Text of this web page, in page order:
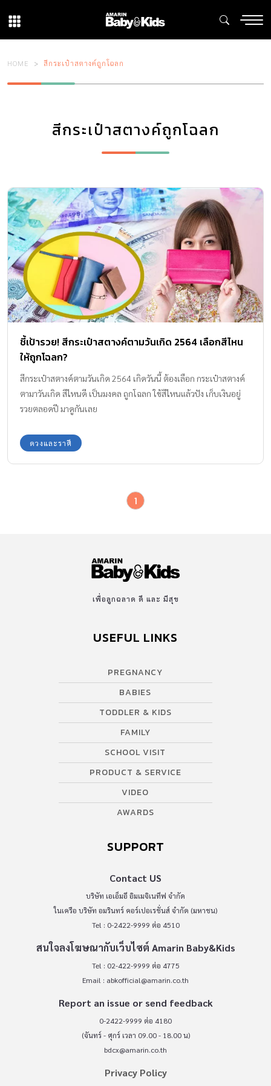
HOME สีกระเป๋าสตางค์ถูกโฉลก
สีกระเป๋าสตางค์ถูกโฉลก
ชี้เป้ารวย! สีกระเป๋าสตางค์ตามวันเกิด 2564 เลือกสีไหน
ให้ถูกโฉลก?
สีกระเป๋าสตางค์ตามวันเกิด 2564 เกิดวันนี้ ต้องเลือก กระเป๋าสตางค์
ตามาวันเกิด สีไหนดี เป็นมงคล ถูกโฉลก ใช้สีไหนแล้วปัง เก็บเงินอยู่
รวยตลอดปี มาดูกันเลย
ดวงและราศี
1
เพื่อลูกฉลาด ดี และ มีสุข
USEFUL LINKS
PREGNANCY
BABIES
TODDLER & KIDS
FAMILY
SCHOOL VISIT
PRODUCT & SERVICE
VIDEO
AWARDS
SUPPORT
Contact US
บริษัท เอเอ็มอี อิมเมจิเนทีฟ จำกัด
ในเครือ บริษัท อมรินทร์ คอร์เปอเรชั่นส์ จำกัด (มหาชน)
Tel : 0-2422-9999 ต่อ 4510
สนใจลงโฆษณากับเว็บไซต์ Amarin Baby&Kids
Tel : 02-422-9999 ต่อ 4775
Email : abkofficial@amarin.co.th
Report an issue or send feedback
0-2422-9999 ต่อ 4180
(จันทร์ - ศุกร์ เวลา 09.00 - 18.00 น)
bdcx@amarin.co.th
Privacy Policy